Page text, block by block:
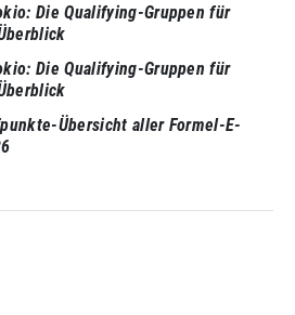
Die Qualifying-Gruppen für
Die Qualifying-Gruppen für
Übersicht aller Formel-E-